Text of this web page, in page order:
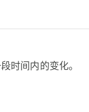
时间内的变化。